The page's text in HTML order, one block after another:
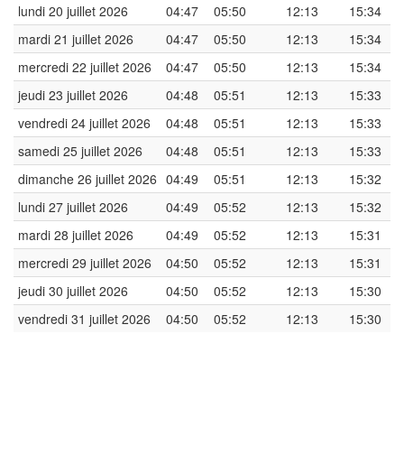
lundi 20 juillet 2026
04:47 05:50 12:13
15:34
mardi 21 juillet 2026
04:47 05:50 12:13
15:34
mercredi 22 juillet 2026
04:47 05:50 12:13
15:34
jeudi 23 juillet 2026
04:48 05:51 12:13
15:33
vendredi 24 juillet 2026
04:48 05:51 12:13
15:33
samedi 25 juillet 2026
04:48 05:51 12:13
15:33
dimanche 26 juillet 2026 04:49 05:51 12:13
15:32
lundi 27 juillet 2026
04:49 05:52 12:13
15:32
mardi 28 juillet 2026
04:49 05:52 12:13
15:31
mercredi 29 juillet 2026
04:50 05:52 12:13
15:31
jeudi 30 juillet 2026
04:50 05:52 12:13
15:30
vendredi 31 juillet 2026
04:50 05:52 12:13 15:30